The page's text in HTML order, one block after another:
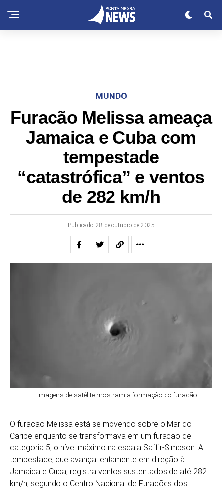
MUNDO
Furacão Melissa ameaça
Jamaica e Cuba com
tempestade
“catastrófica” e ventos
de 282 km/h
Publicado 28 de outubro de 2025
Imagens de satélite mostram a formação do furacão
O furacão Melissa está se movendo sobre o Mar do
Caribe enquanto se transformava em um furacão de
categoria 5, o nível máximo na escala Saffir-Simpson. A
tempestade, que avança lentamente em direção à
Jamaica e Cuba, registra ventos sustentados de até 282
km/h, segundo o Centro Nacional de Furacões dos